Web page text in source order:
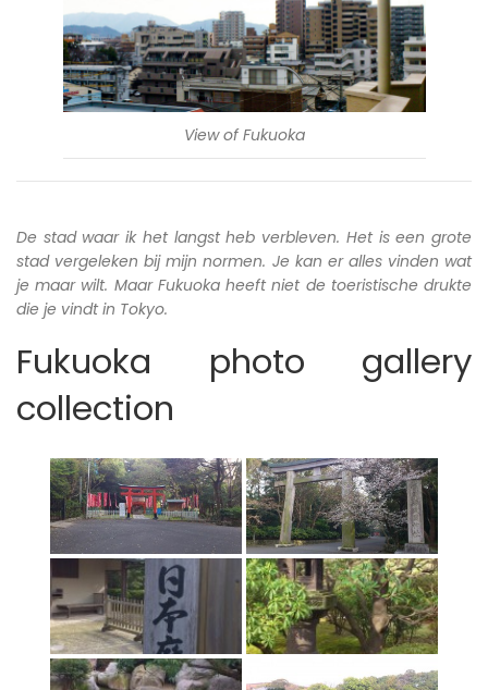
View of Fukuoka
De stad waar ik het langst heb verbleven. Het is een grote
stad vergeleken bij mijn normen. Je kan er alles vinden wat
je maar wilt. Maar Fukuoka heeft niet de toeristische drukte
die je vindt in Tokyo.
Fukuoka photo gallery
collection